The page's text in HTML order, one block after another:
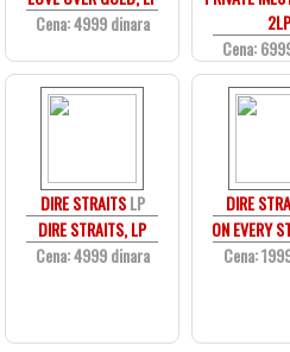
Cena: 4999 dinara
2LP
Cena:
DIRE STRAITSLP
DIRE STRAITS, LP
Cena: 4999 dinara
DIRE
ON EVERY
Cena: